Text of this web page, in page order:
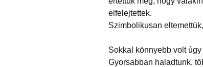
elfelejtettek.
Szimbolikusan
Sokkal könnyebb volt
Gyorsabban haladtunk,